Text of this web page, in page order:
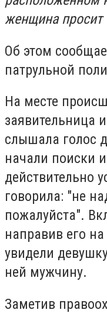
женщина
Об этом
патрульной
На месте
заявительница
слышала голос
начали поиски
действительно
говорила: "не
пожалуйста".
направив его
увидели
ней мужчину.
Заметив